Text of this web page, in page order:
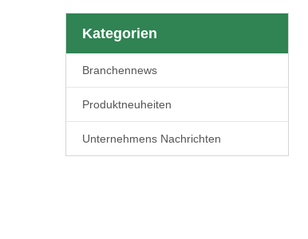
Kategorien
Branchennews
Produktneuheiten
Unternehmens Nachrichten